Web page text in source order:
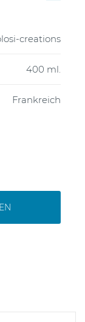
creations
400 ml.
Frankreich